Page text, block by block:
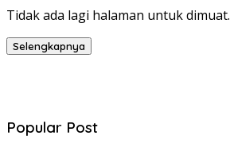
Tidak ada lagi halaman untuk dimuat.
Selengkapnya
Popular Post